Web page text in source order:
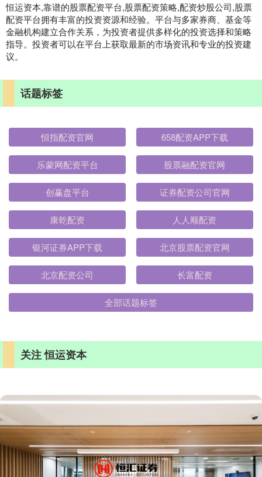
恒运资本,靠谱的股票配资平台,股票配资策略,配资炒股公司,股票
配资平台拥有丰富的投资资源和经验。平台与多家券商、基金等
金融机构建立合作关系，为投资者提供多样化的投资选择和策略
指导。投资者可以在平台上获取最新的市场资讯和专业的投资建
议。
话题标签
恒指配资官网 658配资APP下载
乐蒙网配资平台 股票融配资官网
创赢盘平台 证券配资公司官网
康乾配资 人人顺配资
银河证券APP下载 北京股票配资官网
北京配资公司 长富配资
全部话题标签
关注 恒运资本